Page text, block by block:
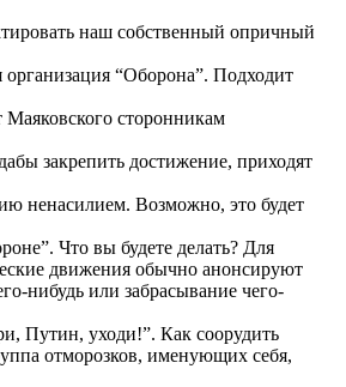
наш собственный опричный
“Оборона”. Подходит
сторонникам
закрепить достижение, приходят
ненасилием. Возможно, это будет
Что вы будете делать? Для
движения обычно анонсируют
нибудь или забрасывание чего-
Путин, уходи!”. Как соорудить
отморозков, именующих себя,